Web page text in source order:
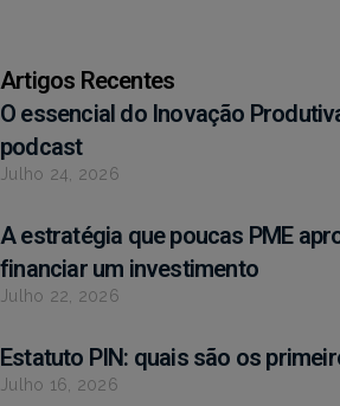
Artigos Recentes
O essencial do Inovação
podcast
Julho 24, 2026
A estratégia que poucas PME
financiar um investimento
Julho 22, 2026
Estatuto PIN: quais são os
Julho 16, 2026